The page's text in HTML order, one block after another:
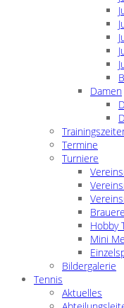
Damen
Termine
Turniere
Hobby
Mini
Bildergalerie
Tennis
Aktuelles